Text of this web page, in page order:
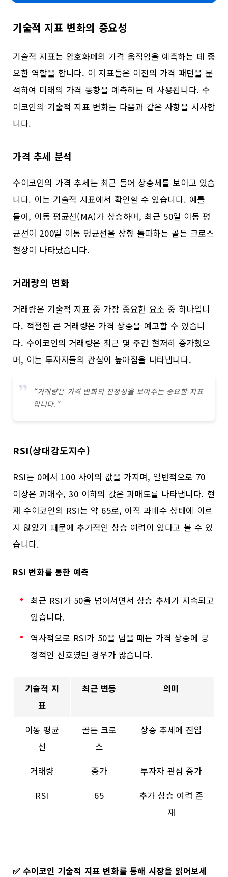
기술적 지표 변화의 중요성
기술적 지표는 암호화폐의 가격 움직임을 예측하는 데 중
요한 역할을 합니다. 이 지표들은 이전의 가격 패턴을 분
석하여 미래의 가격 동향을 예측하는 데 사용됩니다. 수
이코인의 기술적 지표 변화는 다음과 같은 사항을 시사합
니다.
가격 추세 분석
수이코인의 가격 추세는 최근 들어 상승세를 보이고 있습
니다. 이는 기술적 지표에서 확인할 수 있습니다. 예를
들어, 이동 평균선(MA)가 상승하며, 최근 50일 이동 평
균선이 200일 이동 평균선을 상향 돌파하는 골든 크로스
현상이 나타났습니다.
거래량의 변화
거래량은 기술적 지표 중 가장 중요한 요소 중 하나입니
다. 적절한 큰 거래량은 가격 상승을 예고할 수 있습니
다. 수이코인의 거래량은 최근 몇 주간 현저히 증가했으
며, 이는 투자자들의 관심이 높아짐을 나타냅니다.
“거래량은 가격 변화의 진정성을 보여주는 중요한 지표
입니다.”
RSI(상대강도지수)
RSI는 0에서 100 사이의 값을 가지며, 일반적으로 70
이상은 과매수, 30 이하의 값은 과매도를 나타냅니다. 현
재 수이코인의 RSI는 약 65로, 아직 과매수 상태에 이르
지 않았기 때문에 추가적인 상승 여력이 있다고 볼 수 있
습니다.
RSI 변화를 통한 예측
최근 RSI가 50을 넘어서면서 상승 추세가 지속되고
있습니다.
역사적으로 RSI가 50을 넘을 때는 가격 상승에 긍
정적인 신호였던 경우가 많습니다.
기술적 지
표
최근 변동 의미
이동 평균
선
골든 크로
스
상승 추세에 진입
거래량 증가
투자자 관심 증가
RSI
65
추가 상승 여력 존
재
✅ 수이코인 기술적 지표 변화를 통해 시장을 읽어보세